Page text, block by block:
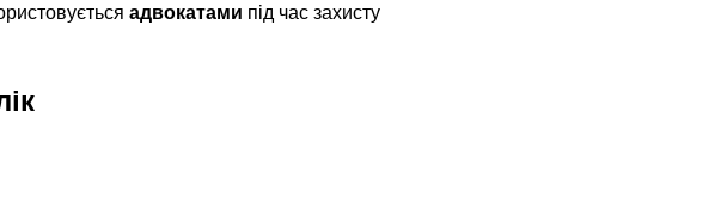
адвокатами під час захисту